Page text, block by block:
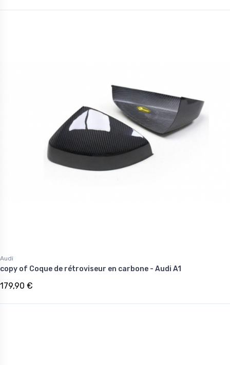
Audi
copy of Coque de rétroviseur en carbone - Audi A1
179,90 €